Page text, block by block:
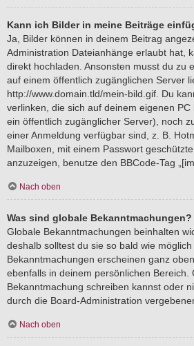
Kann ich Bilder in meine Beiträge
Ja, Bilder können in deinem Beitrag
Administration Dateianhänge erlaubt hat,
direkt hochladen. Ansonsten musst du zu
auf einem öffentlich zugänglichen Server
http://www.domain.tld/mein-bild.gif. Du
verlinken, die sich auf deinem eigenen
ein öffentlich zugänglicher Server), noch
einer Anmeldung verfügbar sind, z. B.
Mailboxen, mit einem Passwort
anzuzeigen, benutze den BBCode-Tag
Nach oben
Was sind globale Bekanntmachungen?
Globale Bekanntmachungen beinhalten
deshalb solltest du sie so bald wie
Bekanntmachungen erscheinen ganz
ebenfalls in deinem persönlichen Bereich.
Bekanntmachung schreiben kannst oder
durch die Board-Administration
Nach oben